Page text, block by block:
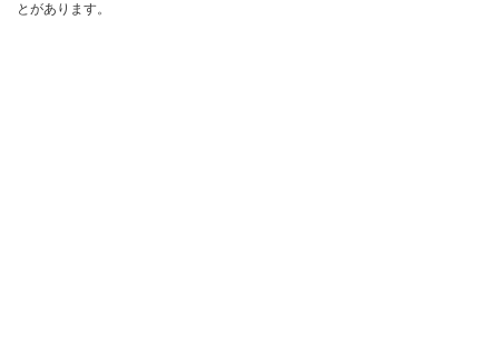
とがあります。